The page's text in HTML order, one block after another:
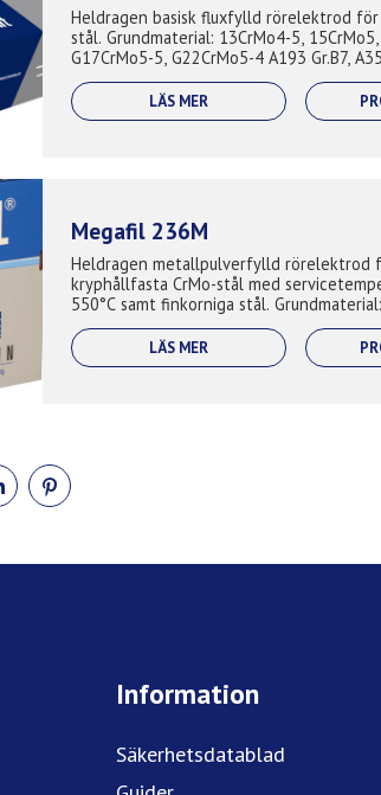
Heldragen basisk fluxfylld rörelektrod för
stål. Grundmaterial: 13CrMo4-5, 15CrMo5, 16CrMoV4,
G17CrMo5-5, G22CrMo5-4 A193 Gr.B7,
B7 13CrMo4-5, 15CrMo3, 13CrMo...
LÄS MER
Megafil 236M
Heldragen metallpulverfylld rörelektrod
kryphållfasta CrMo-stål med
550°C samt finkorniga stål. Grundmaterial: 13CrMo4-5,
15CrMo5, 16CrMoV4, G17CrMo5...
LÄS MER
DELA
PÅ
PÅ
Information
Säkerhetsdatablad